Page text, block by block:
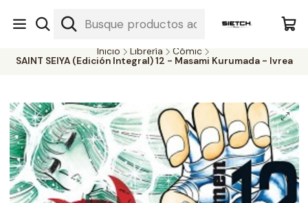
Nuestra librería - Serrano 317 local 3 - Limache.
#SomospartedelSietch
Inicio Librería
Cómic
SAINT SEIYA (Edición Integral) 12 - Masami Kurumada - Ivrea